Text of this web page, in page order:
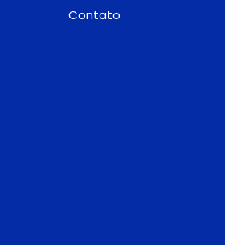
Contato